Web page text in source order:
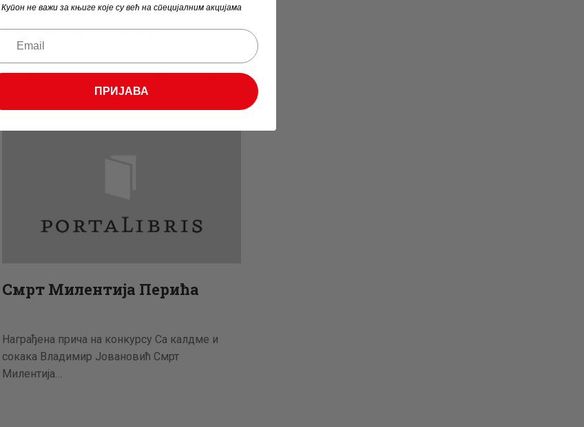
Картарошка чивија
сокака Верица Жугић Картарошка чивија –…
Смрт Милентија Перића
Награђена прича на конкурсу Са калдме и
сокака Владимир Јовановић Смрт
Милентија…
Купон не важи за књиге које су већ на специјалним акцијама
ПРИЈАВА